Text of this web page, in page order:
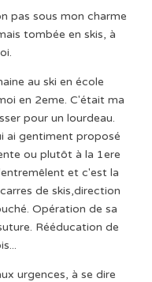
pas sous mon charme
tombée en skis, à
au ski en école
en 2eme. C'était ma
pour un lourdeau.
ai gentiment proposé
ou plutôt à la 1ere
et c'est la
de skis,direction
Opération de sa
Rééducation de
urgences, à se dire